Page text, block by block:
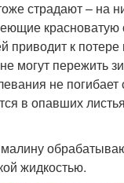
страдают – на
красноватую
приводит к потере
могут пережить
не
в опавших
жидкостью.